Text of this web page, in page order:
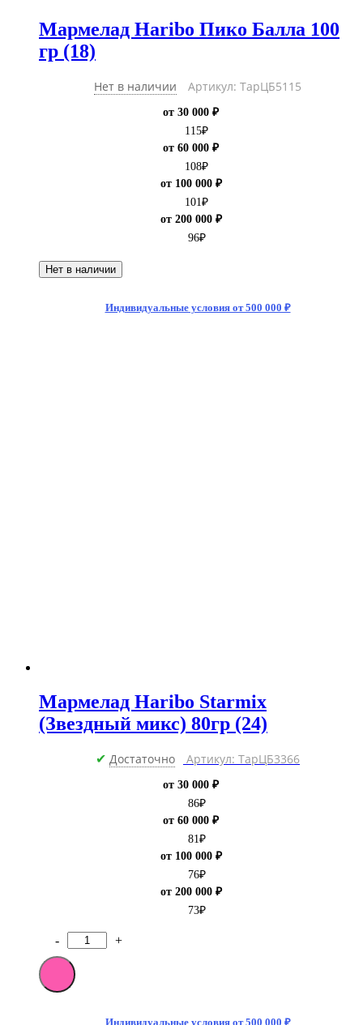
Мармелад Haribo Пико Балла 100
гр (18)
Нет в наличии Артикул: ТарЦБ5115
от 30 000 ₽
115₽
от 60 000 ₽
108₽
от 100 000 ₽
101 ₽
от 200 000 ₽
96₽
Нет в наличии
Индивидуальные условия от 500 000 ₽
Мармелад Haribo Starmix
(Звездный микс) 80гр (24)
✔ Достаточно Артикул: ТарЦБ3366
от 30 000 ₽
86₽
от 60 000 ₽
81₽
от 100 000 ₽
76₽
от 200 000 ₽
73₽
Количество
товара
Мармелад
Haribo
- +
Индивидуальные условия от 500 000 ₽